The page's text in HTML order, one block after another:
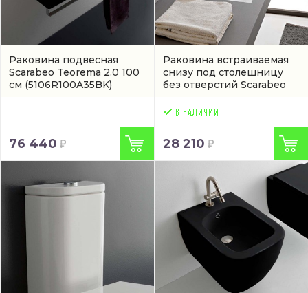
Раковина подвесная
Scarabeo Teorema 2.0 100
см (5106R100A35BK)
76 440
Раковина встраиваемая
снизу под столешницу
без отверстий Scarabeo
28 210